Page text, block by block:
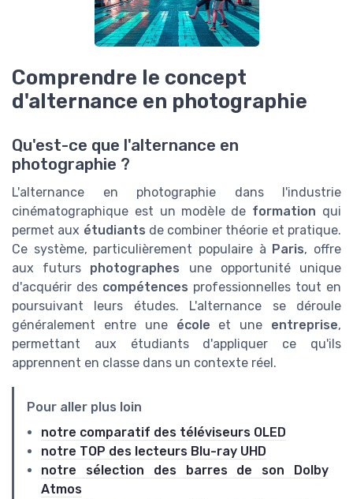
Comprendre le concept
d'alternance en photographie
Qu'est-ce que l'alternance en
photographie ?
L'alternance en photographie dans l'industrie
cinématographique est un modèle de formation qui
permet aux étudiants de combiner théorie et pratique.
Ce système, particulièrement populaire à Paris, offre
aux futurs photographes une opportunité unique
d'acquérir des compétences professionnelles tout en
poursuivant leurs études. L'alternance se déroule
généralement entre une école et une entreprise,
permettant aux étudiants d'appliquer ce qu'ils
apprennent en classe dans un contexte réel.
Pour aller plus loin
notre comparatif des téléviseurs OLED
notre TOP des lecteurs Blu-ray UHD
notre sélection des barres de son Dolby
Atmos